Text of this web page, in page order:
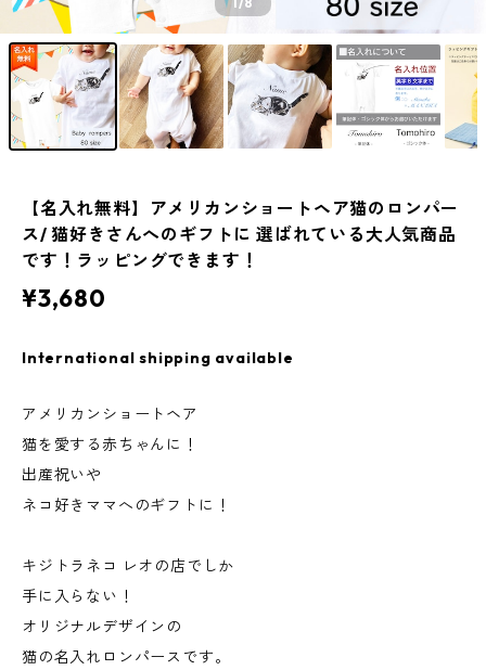
【名入れ無料】アメリカンショートヘア猫のロンパー
ス/ 猫好きさんへのギフトに 選ばれている大人気商品
です！ラッピングできます！
¥3,680
International shipping available
アメリカンショートヘア
猫を愛する赤ちゃんに！
出産祝いや
ネコ好きママへのギフトに！
キジトラネコ レオの店でしか
手に入らない！
オリジナルデザインの
猫の名入れロンパースです。